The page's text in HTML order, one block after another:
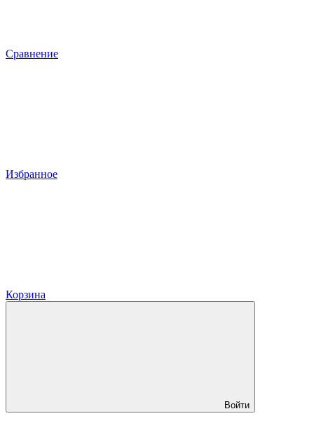
Сравнение
Избранное
Корзина
Войти